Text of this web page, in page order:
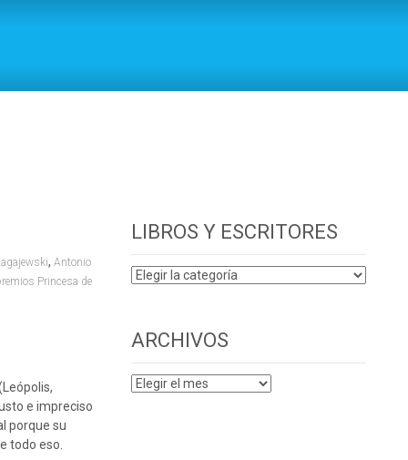
,Antonio
Princesa de
e impreciso
porque su
todo eso.
LIBROS Y ESCRITORES
LIBROS
ARCHIVOS
ARCHIVOS